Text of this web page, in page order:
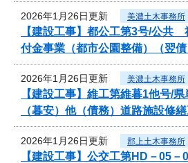
2026年1月26日更新 美濃土木事務所
【建設工事】都公工第3号/公共
付金事業（都市公園整備）（翌
2026年1月26日更新 美濃土木事務所
【建設工事】維工第維暮1他号/
（暮安）他（債務）道路施設修
2026年1月26日更新 郡上土木事務所
【建設工事】公交工第HD－05